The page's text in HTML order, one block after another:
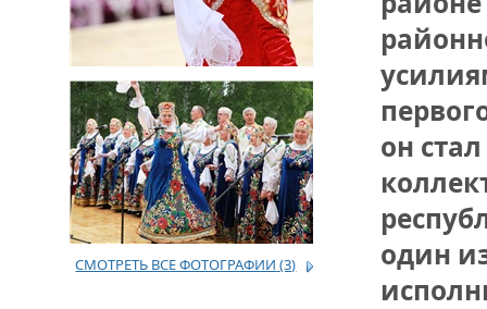
ДРУЖБА НЕ
ВСТРЕЧА
В ДОМЕ
ВНОВЬ О
ДВА
ДО
СМОТРЕТЬ ВСЕ ФОТОГРАФИИ (3)
он
один